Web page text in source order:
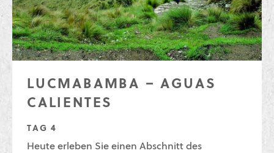
LUCMABAMBA – AGUAS
CALIENTES
TAG 4
Heute erleben Sie einen Abschnitt des